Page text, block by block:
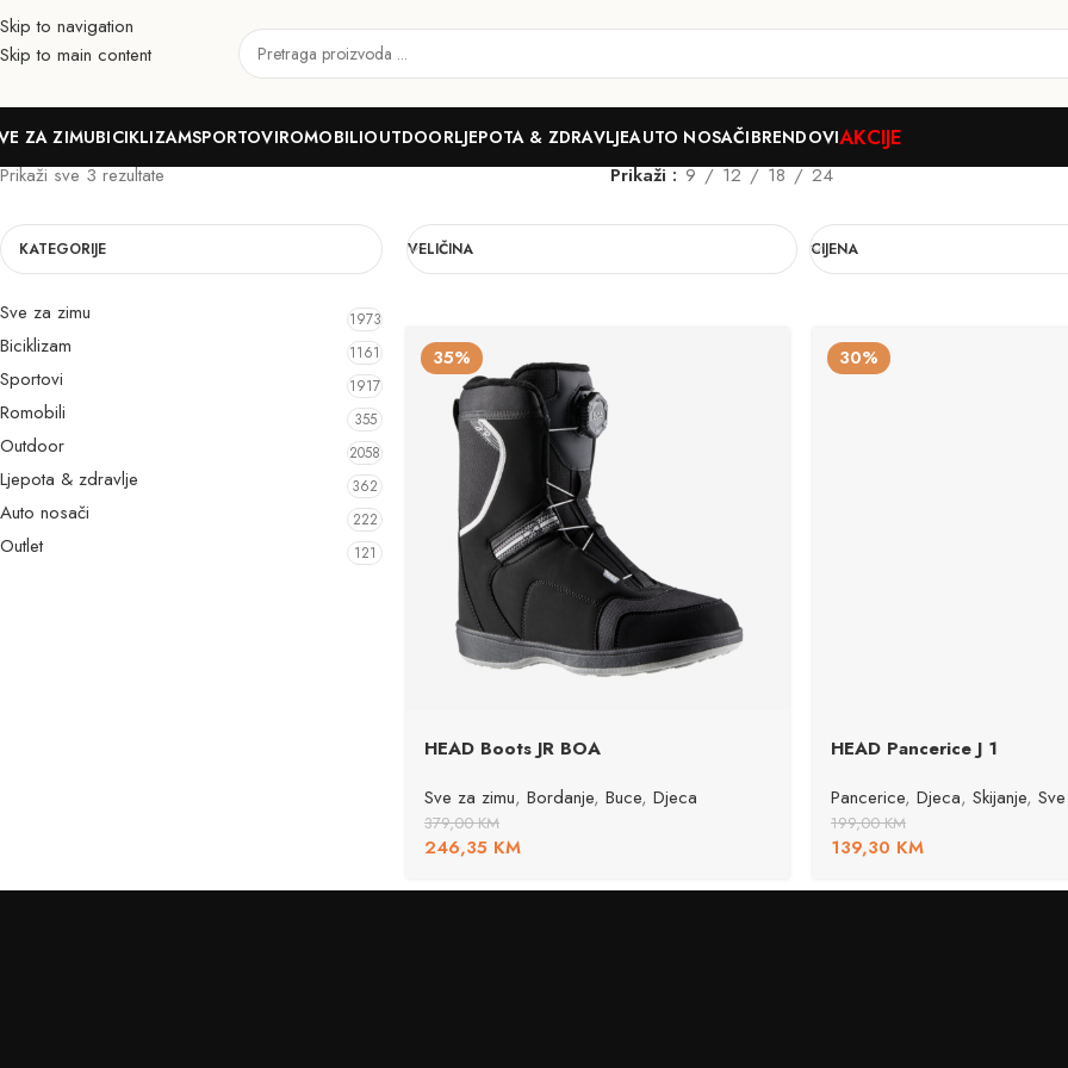
Skip to navigation
Skip to main content
ZA ZIMUBICIKLIZAMSPORTOVIROMOBILIOUTDOORLJEPOTA & ZDRAVLJEAUTO NOSAČIBRENDOVIAKCIJE
185
Prikaži sve 3 rezultate Prikaži 9 12 18 24
KATEGORIJE
Sve za zimu 1973
Biciklizam 1161
Sportovi 1917
Romobili 355
Outdoor 2058
Ljepota & zdravlje 362
Auto nosači 222
Outlet 121
VELIČINA CIJENA
35%
HEAD Boots JR BOA
Sve za zimu, Bordanje, Buce, Djeca
379,00KM
246,35 KM
30%
HEAD Pancerice J 1
Pancerice, Djeca, Skijanje,
199,00KM
139,30 KM